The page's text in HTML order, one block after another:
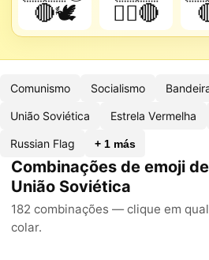
🔴🕊️
🏴‍☠️🔴
Comunismo Socialismo
União Soviética Estrela Vermelha
Russian Flag + 1 más
Combinações de emoji
União Soviética
182 combinações — clique em
colar.